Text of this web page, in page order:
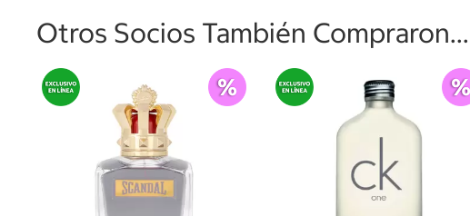
Otros Socios También Compraron...